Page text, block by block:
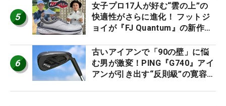
5
女子プロ17人が好む“雲の上”の
快適性がさらに進化！ フットジ
ョイが『FJ Quantum』の新作を
6
古いアイアンで「90の壁」に悩
む男が激変！PING『G740』アイ
アンが引き出す“反則級”の寛容性